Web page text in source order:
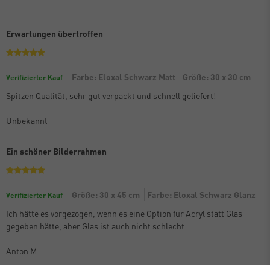
Erwartungen übertroffen
Verifizierter Kauf Farbe: Eloxal Schwarz Matt
Größe: 30 x 30 cm
Spitzen Qualität, sehr gut verpackt und schnell geliefert!
Unbekannt
Ein schöner Bilderrahmen
Verifizierter Kauf Größe: 30 x 45 cm
Farbe: Eloxal Schwarz Glanz
Ich hätte es vorgezogen, wenn es eine Option für Acryl statt Glas
gegeben hätte, aber Glas ist auch nicht schlecht.
Anton M.